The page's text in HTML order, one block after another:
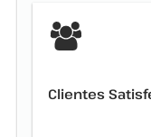
Clientes